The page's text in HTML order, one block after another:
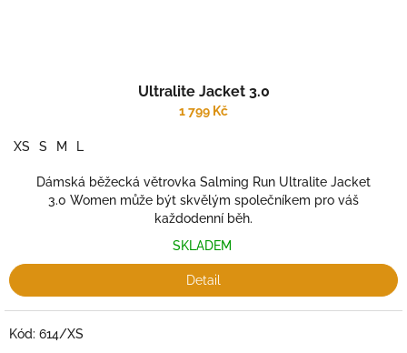
Ultralite Jacket 3.0
1 799 Kč
XS S M L
Dámská běžecká větrovka Salming Run Ultralite Jacket
3.0 Women může být skvělým společníkem pro váš
každodenní běh.
SKLADEM
Detail
Kód: 614/XS